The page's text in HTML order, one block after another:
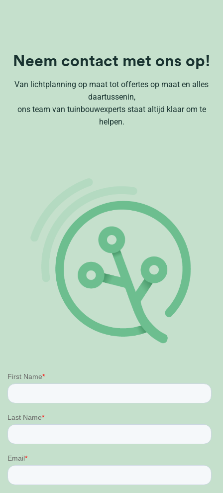
Neem contact met ons op!
Van lichtplanning op maat tot offertes op maat en alles
daartussenin,
ons team van tuinbouwexperts staat altijd klaar om te
helpen.